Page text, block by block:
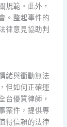
規範。此外，
。整起事件的
律意見協助判
緒與衝動無法
但如何正確運
台優質律師，
案件，提供專
得信賴的法律